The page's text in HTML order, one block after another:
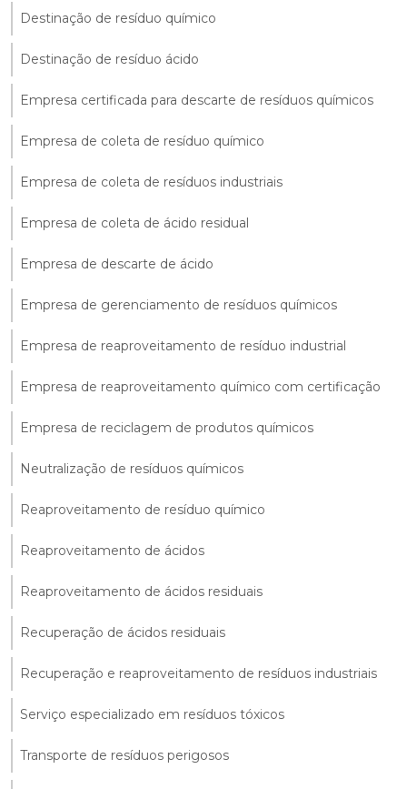
Destinação de resíduo químico
Destinação de resíduo ácido
Empresa certificada para descarte de resíduos químicos
Empresa de coleta de resíduo químico
Empresa de coleta de resíduos industriais
Empresa de coleta de ácido residual
Empresa de descarte de ácido
Empresa de gerenciamento de resíduos químicos
Empresa de reaproveitamento de resíduo industrial
Empresa de reaproveitamento químico com certificação
Empresa de reciclagem de produtos químicos
Neutralização de resíduos químicos
Reaproveitamento de resíduo químico
Reaproveitamento de ácidos
Reaproveitamento de ácidos residuais
Recuperação de ácidos residuais
Recuperação e reaproveitamento de resíduos industriais
Serviço especializado em resíduos tóxicos
Transporte de resíduos perigosos